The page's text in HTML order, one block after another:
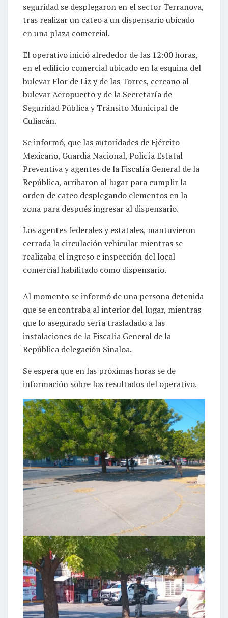
seguridad se desplegaron en el sector Terranova,
tras realizar un cateo a un dispensario ubicado
en una plaza comercial.
El operativo inició alrededor de las 12:00 horas,
en el edificio comercial ubicado en la esquina del
bulevar Flor de Liz y de las Torres, cercano al
bulevar Aeropuerto y de la Secretaría de
Seguridad Pública y Tránsito Municipal de
Culiacán.
Se informó, que las autoridades de Ejército
Mexicano, Guardia Nacional, Policía Estatal
Preventiva y agentes de la Fiscalía General de la
República, arribaron al lugar para cumplir la
orden de cateo desplegando elementos en la
zona para después ingresar al dispensario.
Los agentes federales y estatales, mantuvieron
cerrada la circulación vehicular mientras se
realizaba el ingreso e inspección del local
comercial habilitado como dispensario.
Al momento se informó de una persona detenida
que se encontraba al interior del lugar, mientras
que lo asegurado sería trasladado a las
instalaciones de la Fiscalía General de la
República delegación Sinaloa.
Se espera que en las próximas horas se de
información sobre los resultados del operativo.